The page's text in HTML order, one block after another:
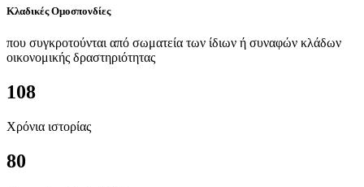
Κλαδικές Ομοσπονδίες
που συγκροτούνται από σωματεία των ίδιων ή συναφών κλάδων
οικονομικής δραστηριότητας
108
Χρόνια ιστορίας
80